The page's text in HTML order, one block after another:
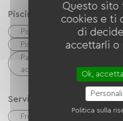
Piscina
Piscina collettiva
Piscina riscaldata
Parco acquatico / Area
acquatico
Servizi
Free Wifi
Questo sito
cookies e ti
di
accettarli o
Ok,
Politica sulla